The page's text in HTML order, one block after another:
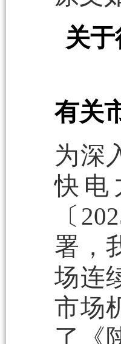
关
有关
为深
快电
〔
署，
场连
市场
了《